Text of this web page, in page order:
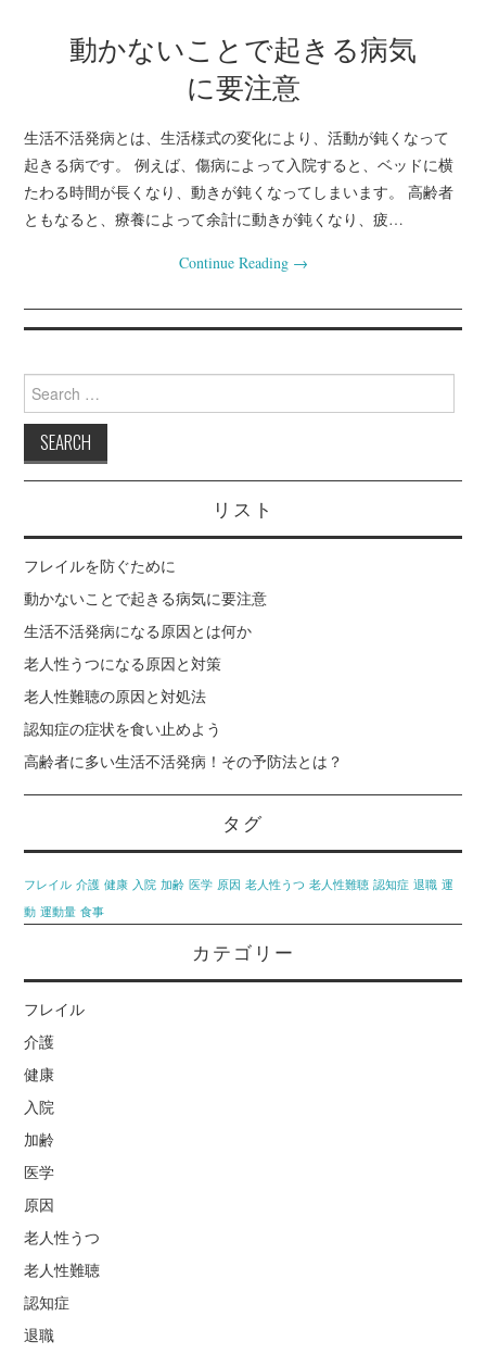
フレイルを防ぐために
動かないことで起きる
病気に要注意
生活不活発病になる原
老人性うつになる原因
と対策
老人性難聴の原因と対
処法
認知症の症状を食い止
めよう
動かないことで起きる病気
に要注意
生活不活発病とは、生活様式の変化により、活動が鈍くなって
起きる病です。 例えば、傷病によって入院すると、ベッドに横
たわる時間が長くなり、動きが鈍くなってしまいます。 高齢者
ともなると、療養によって余計に動きが鈍くなり、疲…
Continue Reading →
for:
リスト
フレイルを防ぐために
動かないことで起きる病気に要注意
生活不活発病になる原因とは何か
老人性うつになる原因と対策
老人性難聴の原因と対処法
認知症の症状を食い止めよう
高齢者に多い生活不活発病！その予防法とは？
タグ
フレイル 介護 健康 入院 加齢 医学 原因 老人性うつ 老人性難聴 認知症 退職 運
動 運動量 食事
カテゴリー
フレイル
介護
健康
入院
加齢
医学
原因
老人性うつ
老人性難聴
認知症
退職